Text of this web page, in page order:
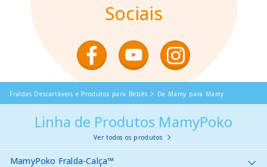
Sociais
Fraldas Descartáveis e Produtos para Bebês De Mamy para Mamy
Linha de Produtos MamyPoko
Ver todos os produtos
MamyPoko Fralda-Calça™